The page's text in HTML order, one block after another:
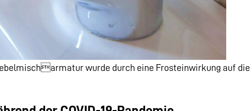
wurde durch eine Frosteinwirkung auf die